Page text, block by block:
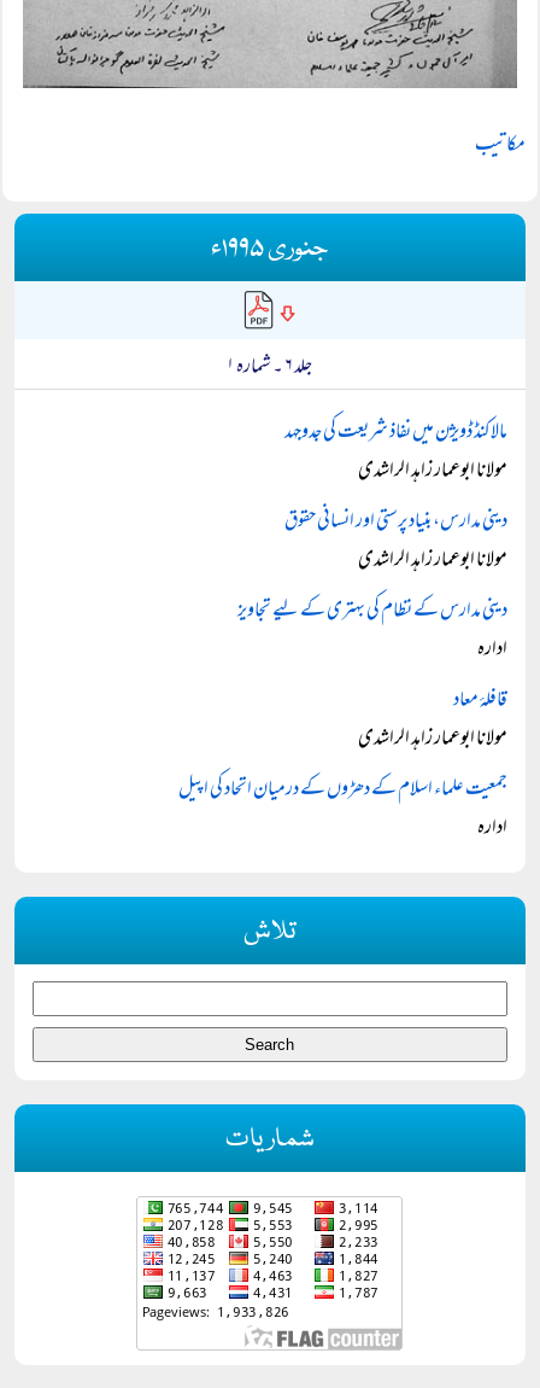
مکاتیب
جنوری ۱۹۹۵ء
جلد ۶ ۔ شمارہ ۱
مالاکنڈ ڈویژن میں نفاذ شریعت کی جدوجہد
مولانا ابوعمار زاہد الراشدی
دینی مدارس، بنیاد پرستی اور انسانی حقوق
مولانا ابوعمار زاہد الراشدی
دینی مدارس کے نظام کی بہتری کے لیے تجاویز
ادارہ
قافلۂ معاد
مولانا ابوعمار زاہد الراشدی
جمعیت علماء اسلام کے دھڑوں کے درمیان اتحاد کی اپیل
ادارہ
تلاش
شماریات